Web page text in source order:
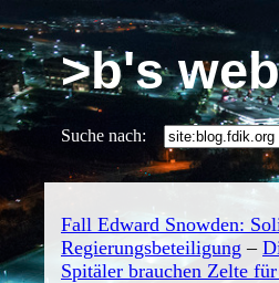
>b's
Suche nach:
Fall Edward Snowden:
Regierungsbeteiligung –
Spitäler brauchen Zelte